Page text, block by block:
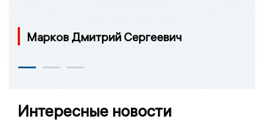
Марков Дмитрий Сергеевич
Интересные новости